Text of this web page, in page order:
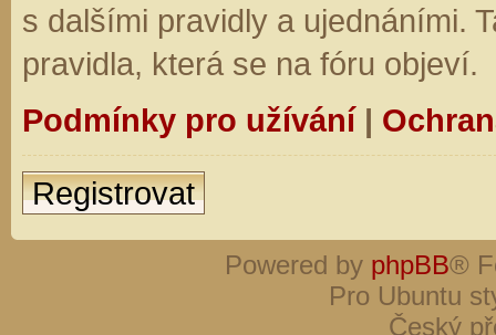
s dalšími pravidly a ujednáními.
pravidla, která se na fóru objeví.
Podmínky pro užívání|
Registrovat
Powered by phpBB®
Pro Ubuntu
Český